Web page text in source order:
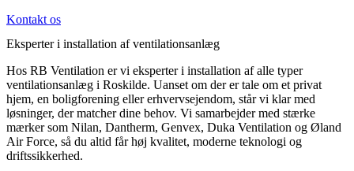
Kontakt os
Eksperter i installation af ventilationsanlæg
Hos RB Ventilation er vi eksperter i installation af alle typer
ventilationsanlæg i Roskilde. Uanset om der er tale om et privat
hjem, en boligforening eller erhvervsejendom, står vi klar med
løsninger, der matcher dine behov. Vi samarbejder med stærke
mærker som Nilan, Dantherm, Genvex, Duka Ventilation og Øland
Air Force, så du altid får høj kvalitet, moderne teknologi og
driftssikkerhed.